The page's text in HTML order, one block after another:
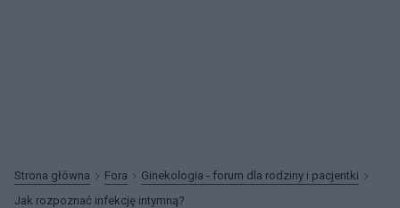
Strona główna Fora
Ginekologia - forum dla rodziny i pacjentki
Jak rozpoznać infekcję intymną?